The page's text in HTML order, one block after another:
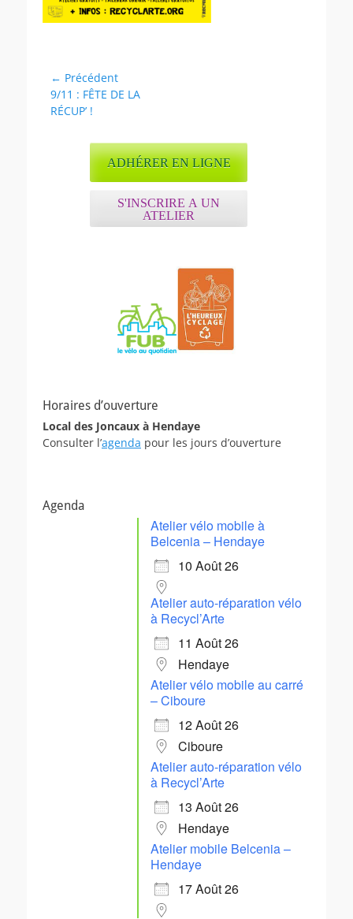
Navigation
de
l’article
← Précédent
Article
précédent :
9/11 : FÊTE DE LA
RÉCUP’ !
ADHÉRER EN LIGNE
S'INSCRIRE A UN
ATELIER
Horaires d’ouverture
Local des Joncaux à Hendaye
Consulter l’agenda pour les jours d’ouverture
Agenda
Atelier vélo mobile à
Belcenia – Hendaye
10 Août 26
Atelier auto-réparation vélo
à Recycl’Arte
11 Août 26
Hendaye
Atelier vélo mobile au carré
– Ciboure
12 Août 26
Ciboure
Atelier auto-réparation vélo
à Recycl’Arte
13 Août 26
Hendaye
Atelier mobile Belcenia –
Hendaye
17 Août 26